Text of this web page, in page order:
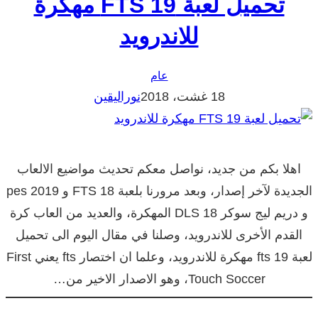
تحميل لعبة FTS 19 مهكرة
للاندرويد
عام
18 غشت، 2018 نوراليقين
اهلا بكم من جديد، نواصل معكم تحديث مواضيع الالعاب
الجديدة لآخر إصدار، وبعد مرورنا بلعبة FTS 18 و pes 2019
و دريم ليج سوكر 18 DLS المهكرة، والعديد من العاب كرة
القدم الأخرى للاندرويد، وصلنا في مقال اليوم الى تحميل
لعبة fts 19 مهكرة للاندرويد، وعلما ان اختصار fts يعني First
Touch Soccer، وهو الاصدار الاخير من…